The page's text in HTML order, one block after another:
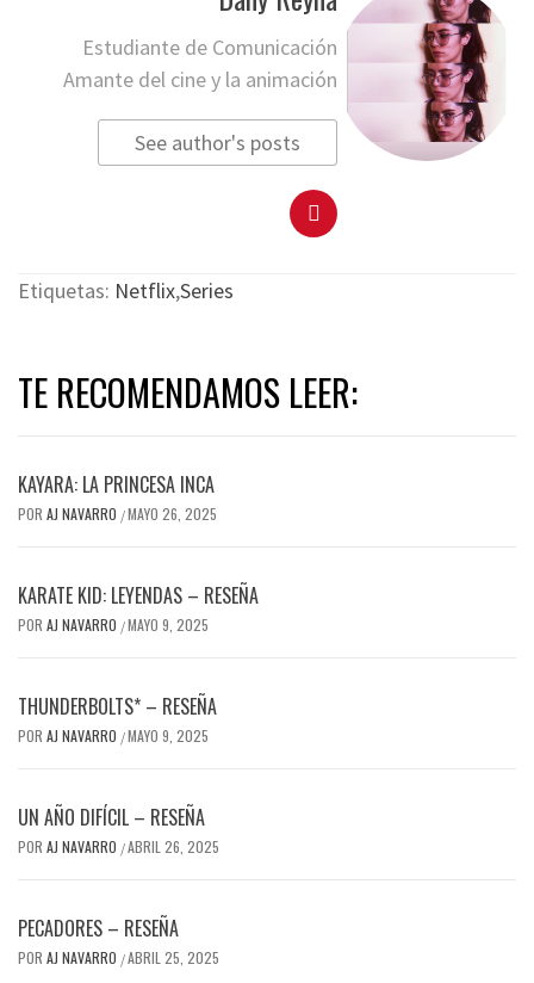
Estudiante de Comunicación
Amante del cine y la animación
See author's posts
Etiquetas: Netflix,Series
TE RECOMENDAMOS LEER:
KAYARA: LA PRINCESA INCA
POR AJ NAVARRO /MAYO 26, 2025
KARATE KID: LEYENDAS – RESEÑA
POR AJ NAVARRO /MAYO 9, 2025
THUNDERBOLTS* – RESEÑA
POR AJ NAVARRO /MAYO 9, 2025
UN AÑO DIFÍCIL – RESEÑA
POR AJ NAVARRO /ABRIL 26, 2025
PECADORES – RESEÑA
POR AJ NAVARRO /ABRIL 25, 2025